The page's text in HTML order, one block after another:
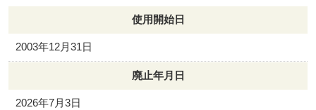
使用開始日
2003年12月31日
廃止年月日
2026年7月3日